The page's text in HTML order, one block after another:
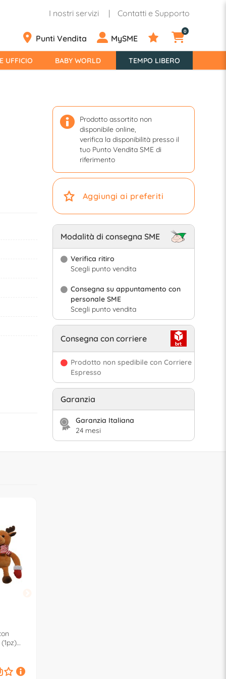
I nostri servizi Contatti e Supporto
Punti Vendita MySME
0
UFFICIO BABY WORLD TEMPO LIBERO
Prodotto assortito non
disponibile online,
verifica la disponibilità presso il
tuo Punto Vendita SME di
riferimento
Aggiungi ai preferiti
Modalità di consegna SME
Verifica ritiro
Scegli punto vendita
Consegna su appuntamento con
personale SME
Scegli punto vendita
Consegna con corriere
Prodotto non spedibile con Corriere
Espresso
Garanzia
Garanzia Italiana
24 mesi